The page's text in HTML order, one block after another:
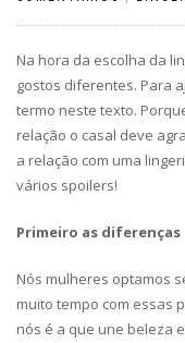
Na hora da escolha da
gostos diferentes. Para
termo neste texto.
relação o casal deve
a relação com uma
vários spoilers!
Primeiro as diferenças
Nós mulheres optamos
muito tempo com essas
nós é a que une beleza